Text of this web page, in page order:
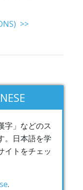
>>
字」などのス
。日本語を学
イトをチェッ
.